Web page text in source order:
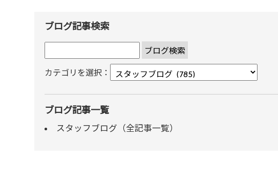
ブログ記事検索
カテゴリを選択：
ブログ記事一覧
スタッフブログ（全記事一覧）